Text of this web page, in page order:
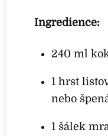
Ingredience:
240 ml
1 hrst
nebo
1 šálek